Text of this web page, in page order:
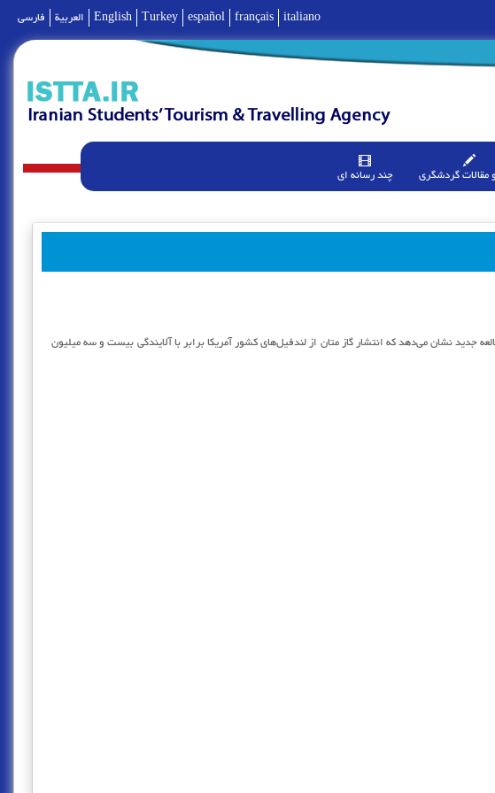
فارسی العربية English Turkey español français italiano
مقالات گردشگری چند رسانه ای
جدید نشان می‌دهد که انتشار گاز متان از لندفیل‌های کشور آمریکا برابر با آلایندگی بیست و سه میلیون